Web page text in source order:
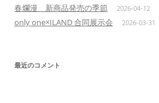
春爛漫 新商品発売の季節 2026-04-12
only one×ILAND 合同展示会 2026-03-31
最近のコメント